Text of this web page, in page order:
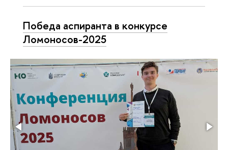
Победа аспиранта в конкурсе
Ломоносов-2025